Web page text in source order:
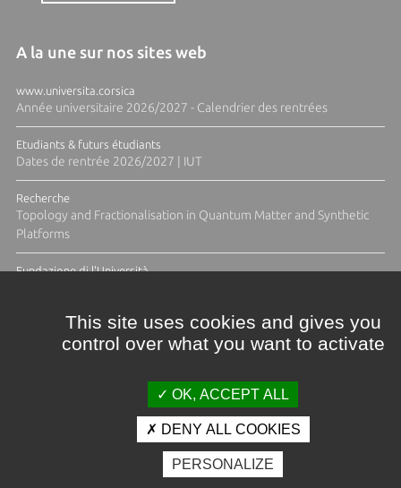
A la une sur nos sites web
www.universita.corsica
Année universitaire 2026/2027 - Calendrier des rentrées
Etudiants & futurs étudiants
Dates de rentrée 2026/2027 | IUT
Recherche
Topology and Fractionalisation in Quantum Matter and Synthetic
Platforms
Fundazione di l'Università
Crédits et mentions légales
Espace presse
Photothèque
This site uses cookies and gives you
control over what you want to activate
OK, ACCEPT ALL
DENY ALL COOKIES
PERSONALIZE